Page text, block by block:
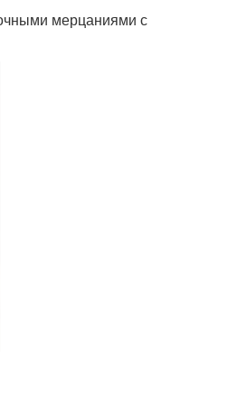
мерцаниями с